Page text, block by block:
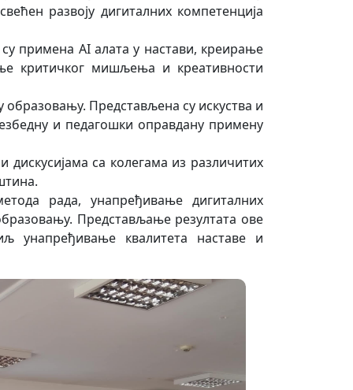
развоју дигиталних компетенција
примена AI алата у настави, креирање
критичког мишљења и креативности
Представљена су искуства и
и педагошки оправдану примену
са колегама из различитих
рада, унапређивање дигиталних
Представљање резултата ове
унапређивање квалитета наставе и